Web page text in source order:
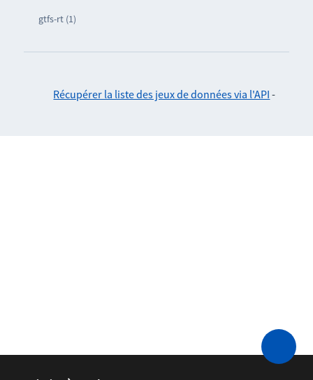
gtfs-rt (1)
Récupérer la liste des jeux de données via l'API -